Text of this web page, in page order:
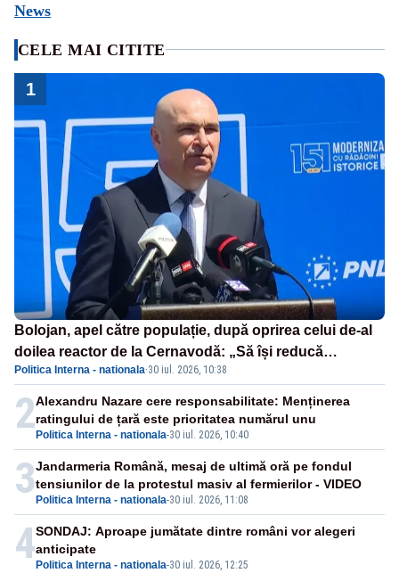
News
CELE MAI CITITE
1
Bolojan, apel către populație, după oprirea celui de-al
doilea reactor de la Cernavodă: „Să își reducă
consumul în orele de seară”
Politica Interna - nationala·30 iul. 2026, 10:38
2 Politica Interna - nationala-30 iul. 2026, 10:40
Alexandru Nazare cere responsabilitate: Menținerea
ratingului de țară este prioritatea numărul unu
3 Politica Interna - nationala-30 iul. 2026, 11:08
Jandarmeria Română, mesaj de ultimă oră pe fondul
tensiunilor de la protestul masiv al fermierilor - VIDEO
4 Politica Interna - nationala-30 iul. 2026, 12:25
SONDAJ: Aproape jumătate dintre români vor alegeri
anticipate